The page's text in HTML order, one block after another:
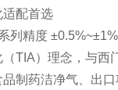
适配首选
列精度
（TIA）理念，与
品制药洁净气、出